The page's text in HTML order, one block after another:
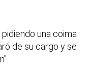
una coima
de su cargo y se